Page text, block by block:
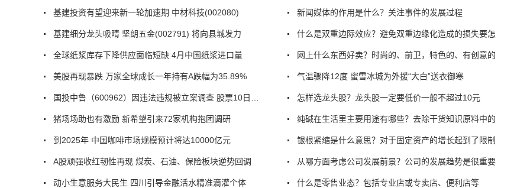
基建投资有望迎来新一轮加速期 中材科技(002080)
基建细分龙头吸睛 坚朗五金(002791) 将向县城发力
全球纸浆库存下降供应面临短缺 4月中国纸浆进口量
美股再现暴跌 万家全球成长一年持有A跌幅为35.89%
猪场场助也有激励 新希望引来72家机构抱团调研
到2025年 中国咖啡市场规模预计将达10000亿元
A股顽强收红韧性再现 煤炭、石油、保险板块逆势回调
动小生意服务大民生 四川引导金融活水精准滴灌个体
新闻媒体的作用是什么？关注事件的发展过程
什么是双重边际效应？避免双重边缘化造成的损失要怎
网上什么东西好卖？时尚的、前卫，特色的、有创意的
气温骤降12度 蜜雪冰城为外援“大白”送衣御寒
怎样选龙头股？龙头股一定要低价一般不超过10元
纯碱在生活里主要用途有哪些？去除干货知识原料中的
银根紧缩是什么意思？对于固定资产的增长起到了限制
从哪方面考虑公司发展前景？公司的发展趋势是很重要
什么是零售业态？包括专业店或专卖店、便利店等